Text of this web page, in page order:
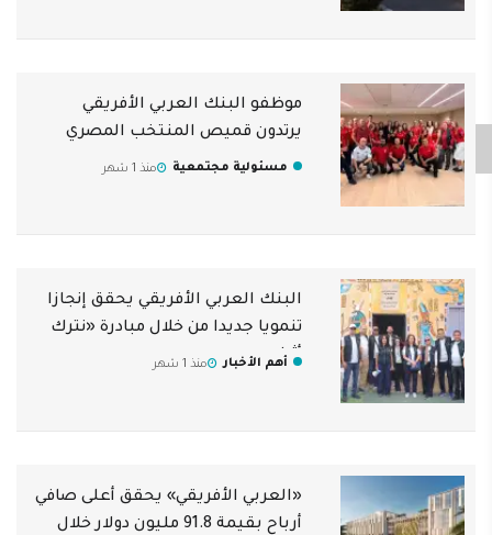
موظفو البنك العربي الأفريقي
يرتدون قميص المنتخب المصري
مسئولية مجتمعية منذ 1 شهر
البنك العربي الأفريقي يحقق إنجازا
تنمويا جديدا من خلال مبادرة «نترك
أثرا»أهم الأخبار منذ 1 شهر
«العربي الأفريقي» يحقق أعلى صافي
أرباح بقيمة 91.8 مليون دولار خلال